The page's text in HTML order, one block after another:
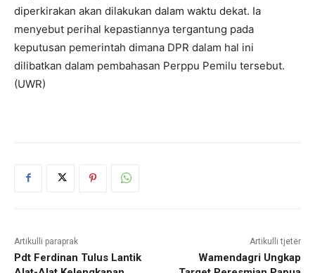
diperkirakan akan dilakukan dalam waktu dekat. Ia
menyebut perihal kepastiannya tergantung pada
keputusan pemerintah dimana DPR dalam hal ini
dilibatkan dalam pembahasan Perppu Pemilu tersebut.
(UWR)
Artikulli paraprak
Pdt Ferdinan Tulus Lantik
Artikulli tjetër
Wamendagri Ungkap